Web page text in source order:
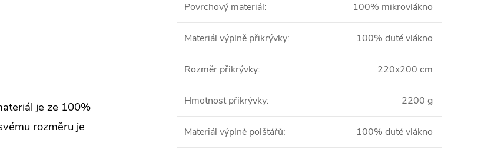
je ze 100%
rozměru je
Povrchový materiál: 100% mikrovlákno
Materiál výplně přikrývky: 100% duté vlákno
Rozměr přikrývky: 220x200 cm
Hmotnost přikrývky: 2200 g
Materiál výplně polštářů: 100% duté vlákno